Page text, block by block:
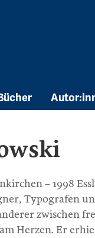
– 1998
Typografen
zwischen
Herzen. Er